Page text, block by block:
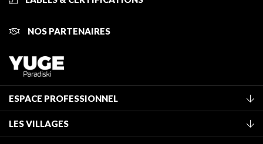
NOS PARTENAIRES
ESPACE PROFESSIONNEL
Classement des meublés
LES VILLAGES